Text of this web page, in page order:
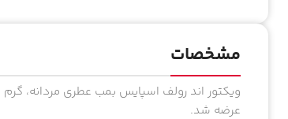
مشخصات
عرضه شد.